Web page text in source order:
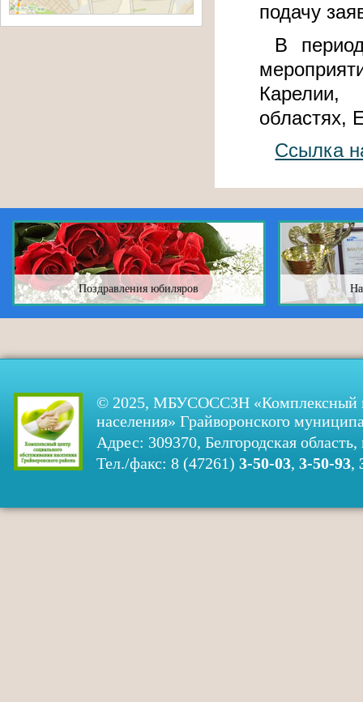
подачу
В
Карелии,
областях,
Ссылка
Поздравления юбиляров
© 2025, МБУСОССЗН «Комплексный
населения» Грайворонского
Адрес: 309370, Белгородская
Тел./факс: 8 (47261) 3-50-03, 3-50-93,